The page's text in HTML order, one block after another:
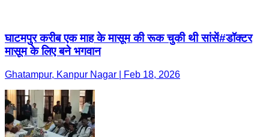
घाटमपुर करीब एक माह के मासूम की रूक चुकी थी सांसें#डॉक्टर
मासूम के लिए बने भगवान
Ghatampur, Kanpur Nagar | Feb 18, 2026